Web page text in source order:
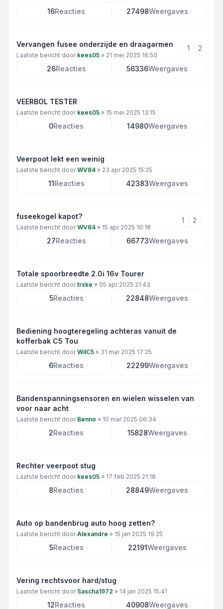
16Reacties 27498Weergaves
Vervangen fusee onderzijde en draagarmen
Laatste bericht door kees05 » 21 mei 2025 16:50
1 2
26Reacties 56336Weergaves
VEERBOL TESTER
Laatste bericht door kees05 » 15 mei 2025 13:15
0Reacties 14980Weergaves
Veerpoot lekt een weinig
Laatste bericht doorWV84 » 23 apr 2025 15:25
11Reacties 42383Weergaves
fuseekogel kapot?
Laatste bericht doorWV84 » 15 apr 2025 10:18
1 2
27Reacties 66773Weergaves
Totale spoorbreedte 2.0i 16v Tourer
Laatste bericht doortrxke » 05 apr 2025 21:43
5Reacties 22848Weergaves
Bediening hoogteregeling achteras vanuit de
kofferbak C5 Tou
Laatste bericht doorWilC5 » 31 mar 2025 17:25
6Reacties 22299Weergaves
Bandenspanningsensoren en wielen wisselen van
voor naar acht
Laatste bericht door Benno » 10 mar 2025 06:34
2Reacties 15828Weergaves
Rechter veerpoot stug
Laatste bericht door kees05 » 17 feb 2025 21:18
8Reacties 28849Weergaves
Auto op bandenbrug auto hoog zetten?
Laatste bericht doorAlexandre » 15 jan 2025 19:25
5Reacties 22191Weergaves
Vering rechtsvoor hard/stug
Laatste bericht door Sascha1972 » 14 jan 2025 15:41
12Reacties 40908Weergaves